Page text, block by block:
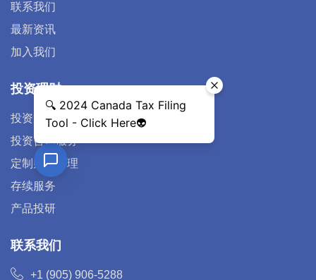
联系我们
最新资讯
加入我们
投资理财
投资策略
投资咨询服务
定制财富管理
存续服务
产品投研
联系我们
+1 (905) 906-5288